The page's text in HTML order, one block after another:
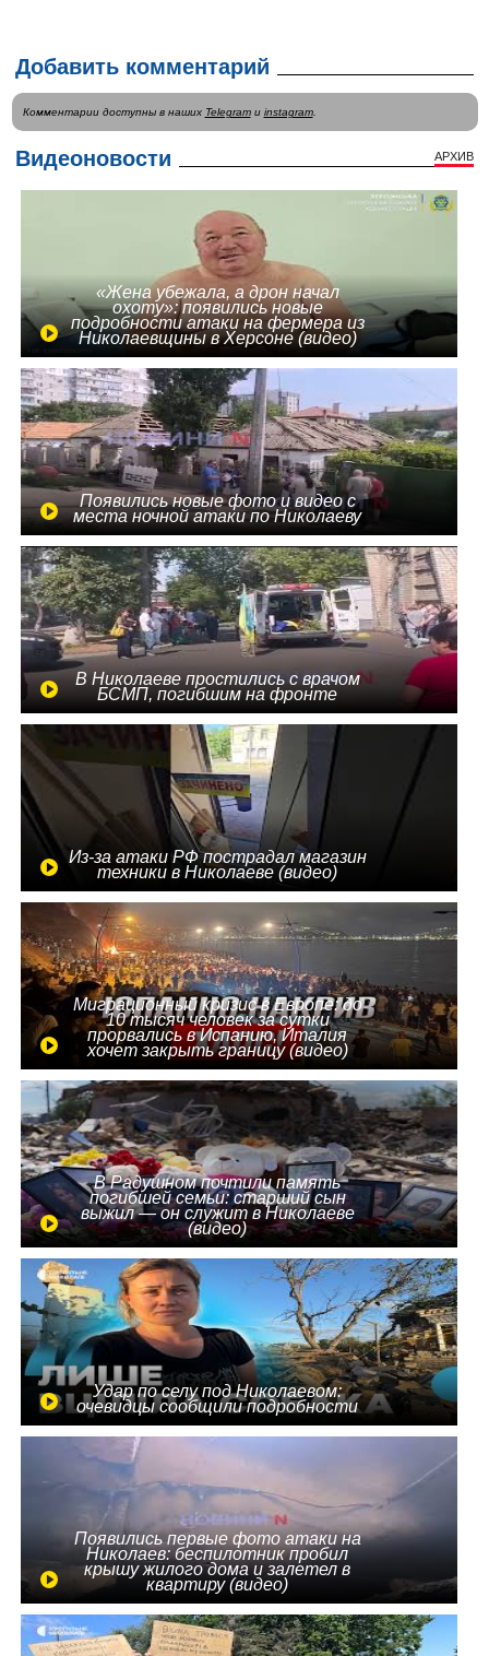
Добавить комментарий
Комментарии доступны в наших Telegramи instagram.
Видеоновости АРХИВ
«Жена убежала, а дрон начал
охоту»: появились новые
подробности атаки на фермера из
Николаевщины в Херсоне (видео)
Появились новые фото и видео с
места ночной атаки по Николаеву
В Николаеве простились с врачом
БСМП, погибшим на фронте
Из-за атаки РФ пострадал магазин
техники в Николаеве (видео)
Миграционный кризис в Европе: до
10 тысяч человек за сутки
прорвались в Испанию, Италия
хочет закрыть границу (видео)
В Радушном почтили память
погибшей семьи: старший сын
выжил — он служит в Николаеве
(видео)
Удар по селу под Николаевом:
очевидцы сообщили подробности
Появились первые фото атаки на
Николаев: беспилотник пробил
крышу жилого дома и залетел в
квартиру (видео)